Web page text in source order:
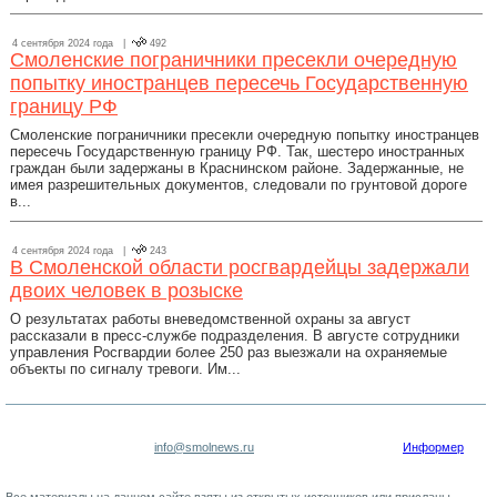
4 сентября 2024 года | 492
Смоленские пограничники пресекли очередную
попытку иностранцев пересечь Государственную
границу РФ
Смоленские пограничники пресекли очередную попытку иностранцев
пересечь Государственную границу РФ. Так, шестеро иностранных
граждан были задержаны в Краснинском районе. Задержанные, не
имея разрешительных документов, следовали по грунтовой дороге
в...
4 сентября 2024 года | 243
В Смоленской области росгвардейцы задержали
двоих человек в розыске
О результатах работы вневедомственной охраны за август
рассказали в пресс-службе подразделения. В августе сотрудники
управления Росгвардии более 250 раз выезжали на охраняемые
объекты по сигналу тревоги. Им...
info@smolnews.ru Информер